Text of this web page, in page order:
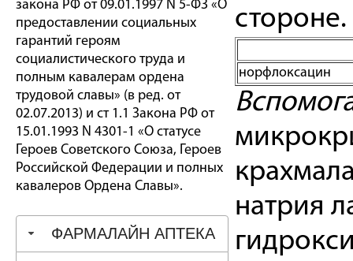
закона РФ от 09.01.1997 N 5-ФЗ «О
предоставлении социальных
гарантий героям
социалистического труда и
полным кавалерам ордена
трудовой славы» (в ред. от
02.07.2013) и ст 1.1 Закона РФ от
15.01.1993 N 4301-1 «О статусе
Героев Советского Союза, Героев
Российской Федерации и полных
кавалеров Ордена Славы».
ФАРМАЛАЙН АПТЕКА
стороне.
норфлоксацин
натрия